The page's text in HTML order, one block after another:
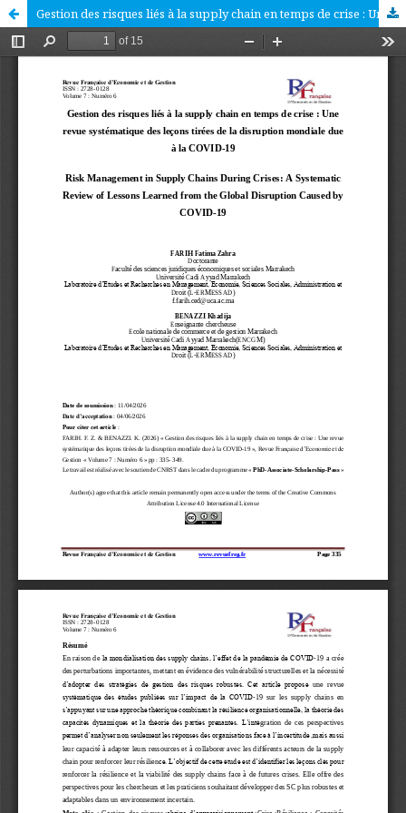
Gestion des risques liés à la supply chain en temps de crise : Une revue systématique des leçons tirées de la disruption mondiale due à la COVID-19